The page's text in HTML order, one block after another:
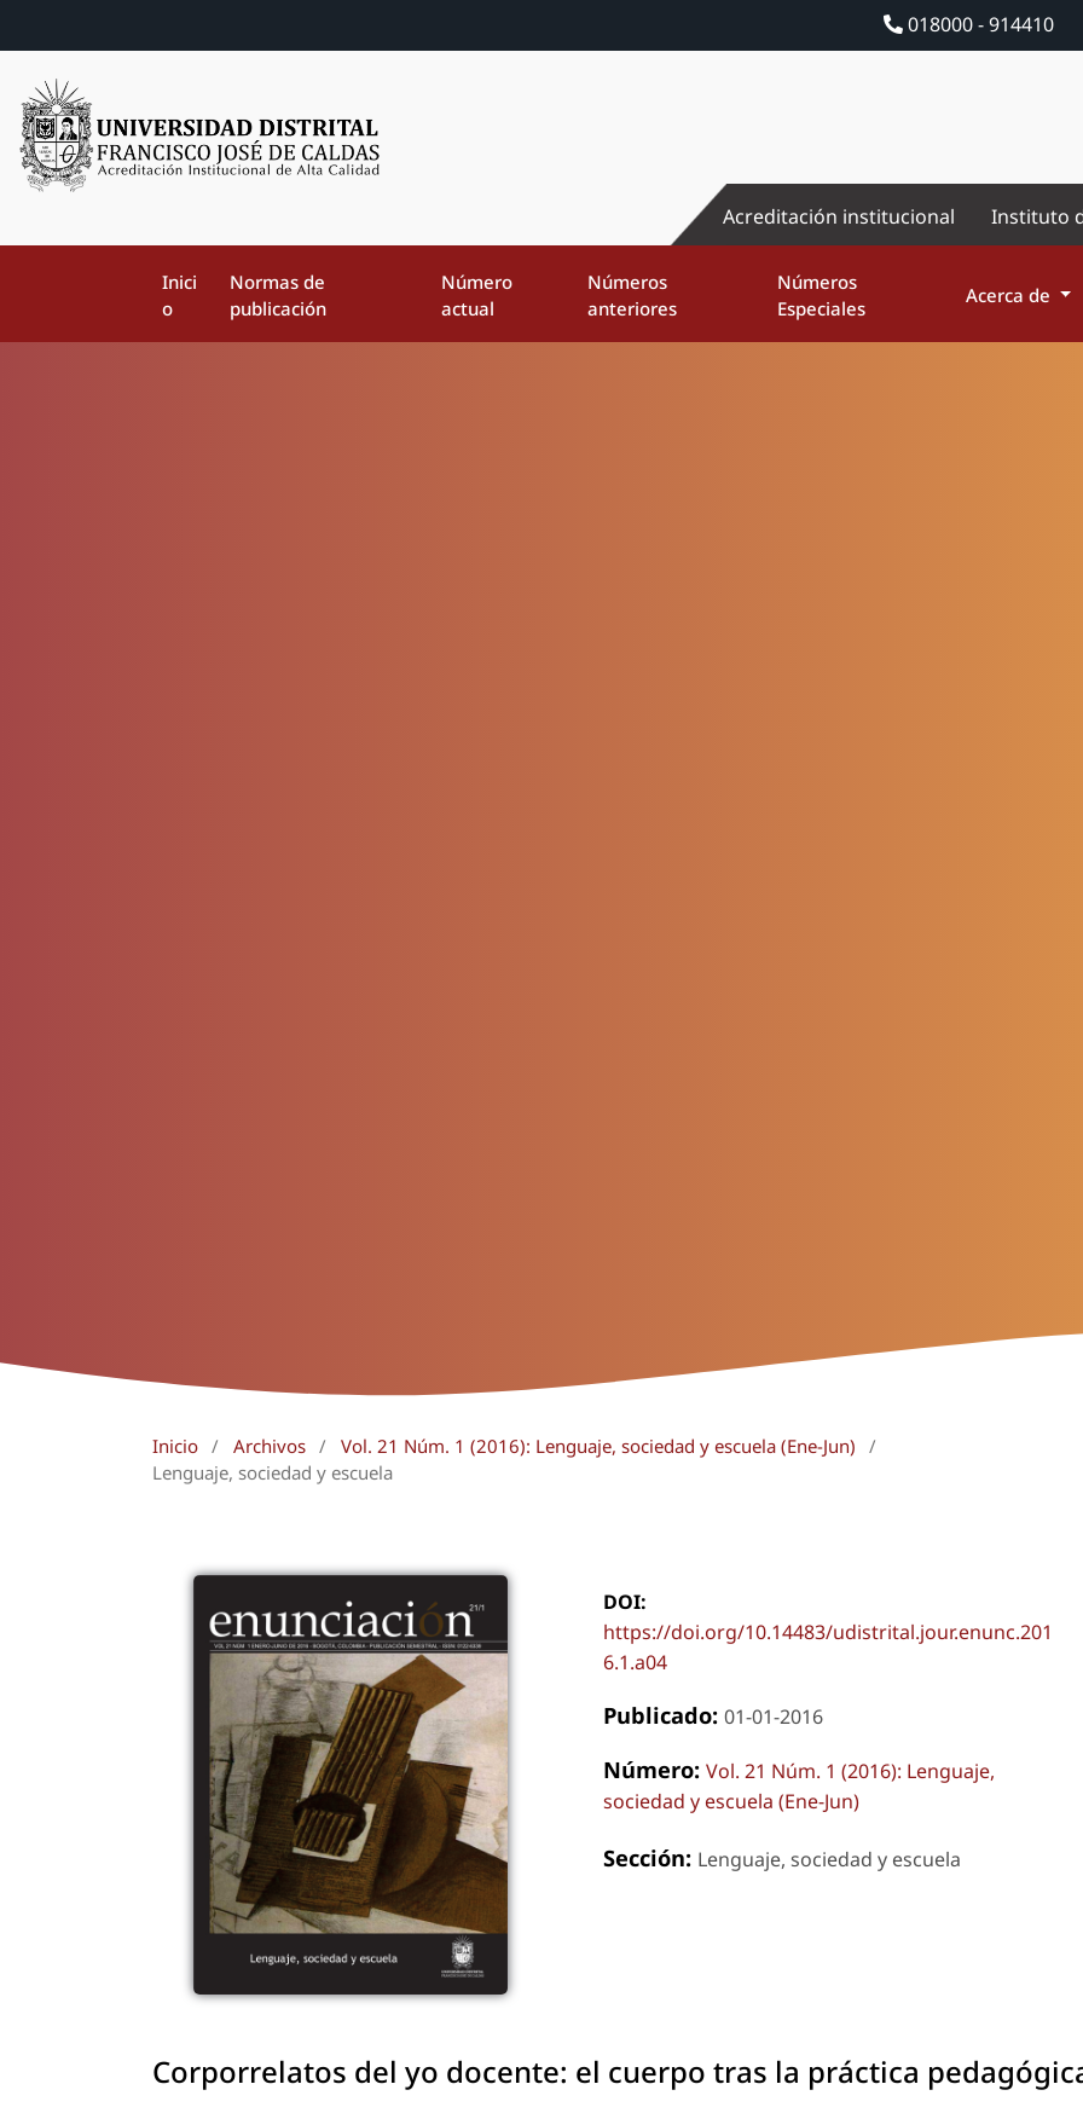
018000 - 914410
Acreditación institucional Instituto
Inici
o
Normas de
publicación
Número
actual
Números
anteriores
Números
Especiales
Acerca de
Inicio / Archivos / Vol. 21 Núm. 1 (2016): Lenguaje, sociedad y escuela (Ene-Jun)
/
Lenguaje, sociedad y escuela
DOI:
https://doi.org/10.14483/udistrital.jour.enunc.201
6.1.a04
Publicado: 01-01-2016
Número: Vol. 21 Núm. 1 (2016): Lenguaje,
sociedad y escuela (Ene-Jun)
Sección: Lenguaje, sociedad y escuela
Corporrelatos del yo docente: el cuerpo tras la práctica